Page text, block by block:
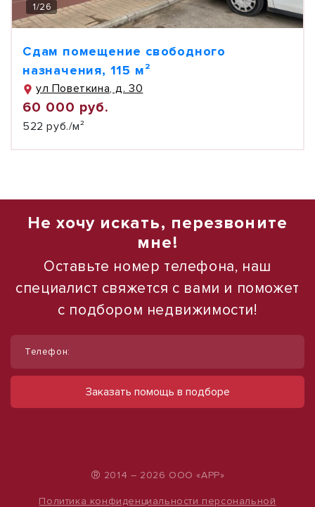
1/26
Сдам помещение свободного
назначения, 115 м²
ул Поветкина, д. 30
60 000 руб.
522 руб./м²
Не хочу искать, перезвоните
мне!
Оставьте номер телефона, наш
специалист свяжется с вами и поможет
с подбором недвижимости!
Телефон:
Заказать помощь в подборе
® 2014 – 2026 ООО «АРР»
Политика конфиденциальности персональной